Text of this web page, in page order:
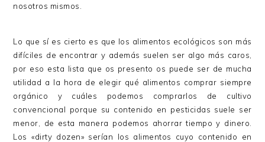
nosotros mismos.
Lo que sí es cierto es que los alimentos ecológicos son más
difíciles de encontrar y además suelen ser algo más caros,
por eso esta lista que os presento os puede ser de mucha
utilidad a la hora de elegir qué alimentos comprar siempre
orgánico y cuáles podemos comprarlos de cultivo
convencional porque su contenido en pesticidas suele ser
menor, de esta manera podemos ahorrar tiempo y dinero.
Los «dirty dozen» serían los alimentos cuyo contenido en